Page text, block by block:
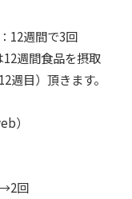
12週間で3回
週間食品を摂取
週目）頂きます。
）
回